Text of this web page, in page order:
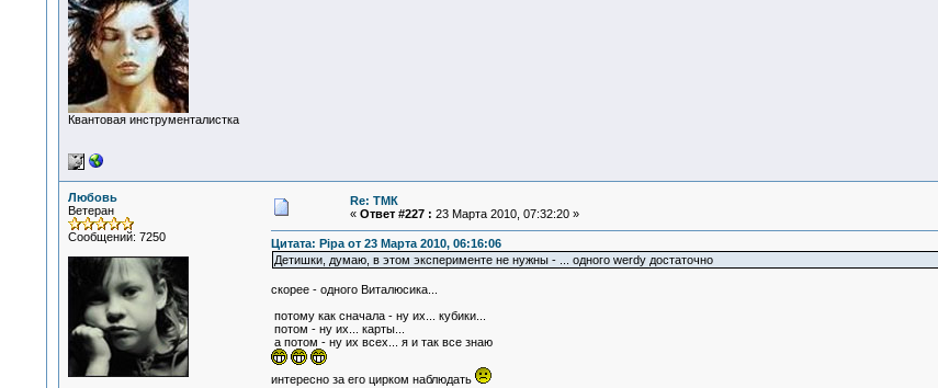
Квантовая инструменталистка
Любовь
Ветеран
Сообщений: 7250
Re: ТМК
« Ответ #227 : 23 Марта 2010, 07:32:20 »
Цитата: Pipa от 23 Марта 2010, 06:16:06
Детишки, думаю, в этом эксперименте не нужны - ... одного werdy достаточно
скорее - одного Виталюсика...
потому как сначала - ну их... кубики...
потом - ну их... карты...
а потом - ну их всех... я и так все знаю
интересно за его цирком наблюдать